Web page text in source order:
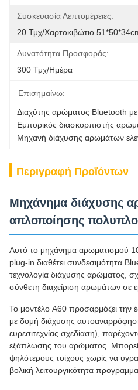
Συσκευασία Λεπτομέρειες:
20 Τμχ/χαρτοκιβώτιο
Δυνατότητα Προσφοράς:
300 Τμχ/ημέρα
Επισημαίνω:
Διαχύτης αρώματος Bluetooth
Εμπορικός διασκορπιστής
Μηχανή διάχυσης αρωμάτων
Περιγραφή Προϊόντων
Μηχάνημα διάχυσης
απλοποίησης
Αυτό το μηχάνημα αρωματισμού
plug-in διαθέτει συνδεσιμότητα
τεχνολογία διάχυσης αρώματος,
σύνθετη διαχείριση αρωμάτων σε
Το μοντέλο A60 προσαρμόζει την
με δομή διάχυσης
ευρεσιτεχνίας σχεδίαση),
εξάπλωσης του αρώματος. Μπορεί
ψηλότερους τοίχους χωρίς να
βολική λειτουργικότητα